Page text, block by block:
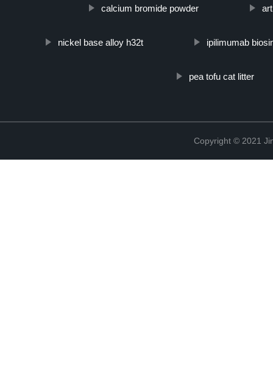
calcium bromide powder
nickel base alloy h32t ipilimumab
pea tofu cat litter
Copyright © 2021